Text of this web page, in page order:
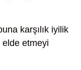
karşılık iyilik
etmeyi